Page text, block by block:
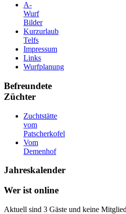
A-
Wurf
Bilder
Kurzurlaub
Telfs
Impressum
Links
Wurfplanung
Befreundete
Züchter
Zuchtstätte
vom
Patscherkofel
Vom
Demenhof
Jahreskalender
Wer ist online
Aktuell sind 3 Gäste und keine